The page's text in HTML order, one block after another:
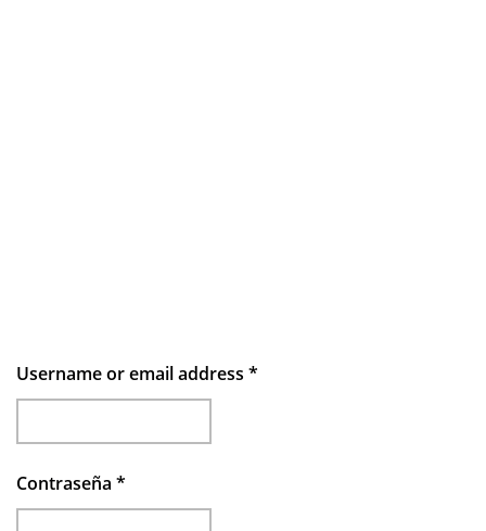
Username or email address *
Contraseña *